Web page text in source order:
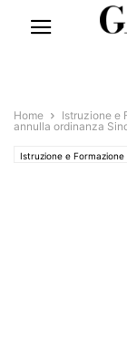
Home Istruzione e
annulla ordinanza
Istruzione e Formazione